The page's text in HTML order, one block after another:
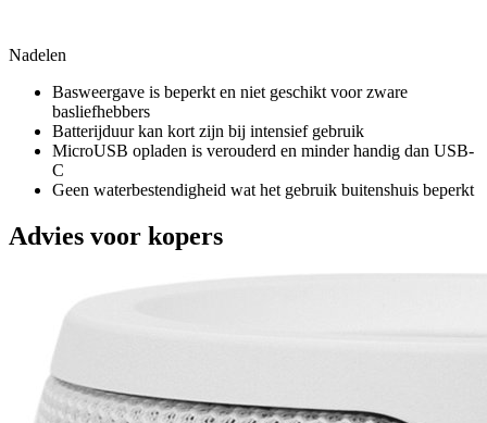
Nadelen
Basweergave is beperkt en niet geschikt voor zware
basliefhebbers
Batterijduur kan kort zijn bij intensief gebruik
MicroUSB opladen is verouderd en minder handig dan USB-
C
Geen waterbestendigheid wat het gebruik buitenshuis beperkt
Advies voor kopers